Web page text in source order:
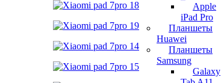
Apple
iPad Pro
Планшеты
Huawei
Планшеты
Samsung
Galaxy